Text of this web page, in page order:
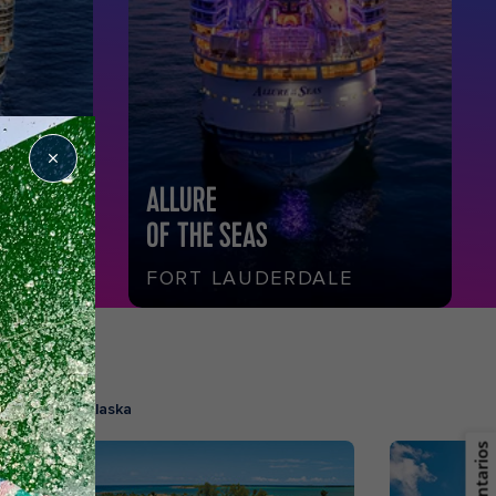
ALLURE
OF THE SEAS
FORT LAUDERDALE
Cruceros a Alaska